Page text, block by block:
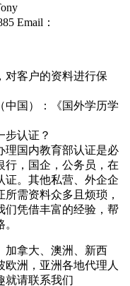
Email：
对客户的资料进行保
中国）：《国外学历学
步认证？
理国内教育部认证是必
行，国企，公务员，在
证。其他私营、外企企
需资料众多且烦琐，
们凭借丰富的经验，帮
拿大、澳洲、新西
欧洲，亚洲各地代理人
就请联系我们